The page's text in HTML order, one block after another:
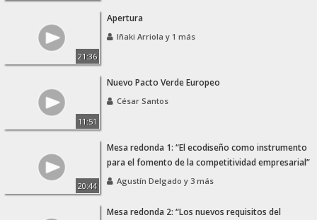
21:36
Apertura
Iñaki Arriola y 1 más
11:51
Nuevo Pacto Verde Europeo
César Santos
20:44
Mesa redonda 1: “El ecodiseño como instrumento
para el fomento de la competitividad empresarial”
Agustín Delgado y 3 más
Mesa redonda 2: “Los nuevos requisitos del